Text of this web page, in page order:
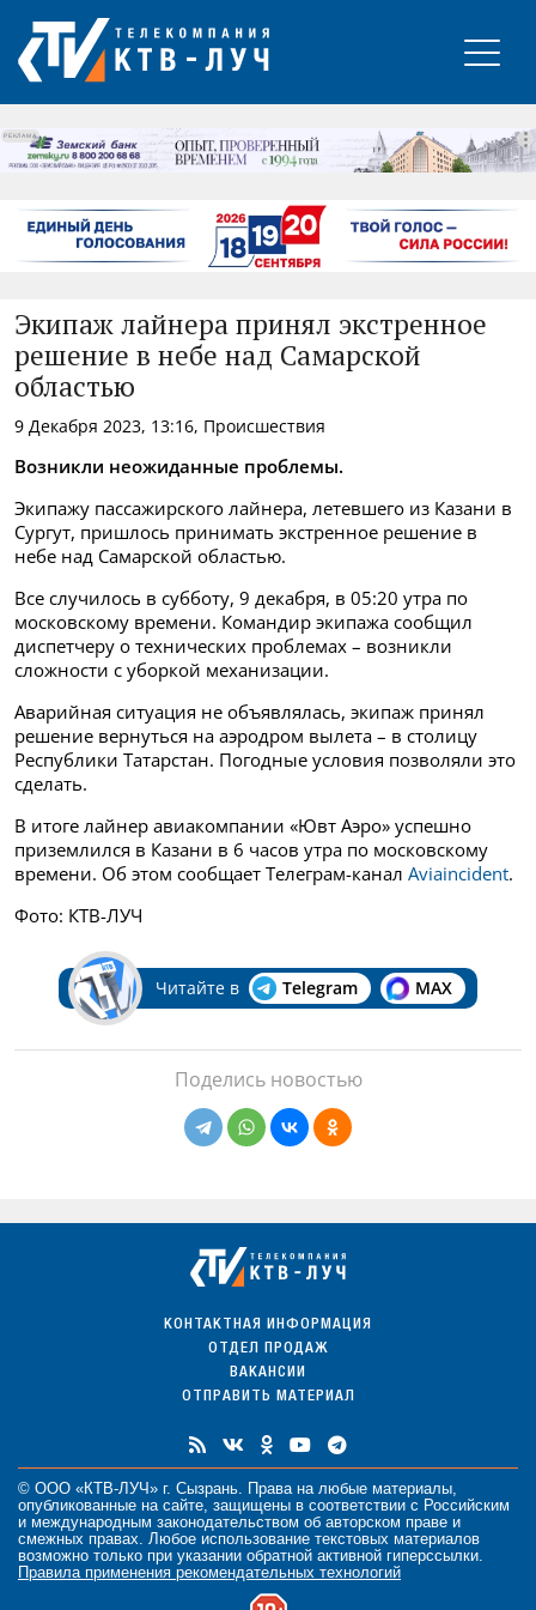
РЕКЛАМА
Экипаж лайнера принял экстренное
решение в небе над Самарской
областью
9 Декабря 2023, 13:16, Происшествия
Возникли неожиданные проблемы.
Экипажу пассажирского лайнера, летевшего из Казани в
Сургут, пришлось принимать экстренное решение в
небе над Самарской областью.
Все случилось в субботу, 9 декабря, в 05:20 утра по
московскому времени. Командир экипажа сообщил
диспетчеру о технических проблемах – возникли
сложности с уборкой механизации.
Аварийная ситуация не объявлялась, экипаж принял
решение вернуться на аэродром вылета – в столицу
Республики Татарстан. Погодные условия позволяли это
сделать.
В итоге лайнер авиакомпании «Ювт Аэро» успешно
приземлился в Казани в 6 часов утра по московскому
времени. Об этом сообщает Телеграм-канал Aviaincident.
Фото: КТВ-ЛУЧ
Читайте в Telegram MAX
Поделись новостью
КОНТАКТНАЯ ИНФОРМАЦИЯ
ОТДЕЛ ПРОДАЖ
ВАКАНСИИ
ОТПРАВИТЬ МАТЕРИАЛ
© ООО «КТВ-ЛУЧ» г. Сызрань. Права на любые материалы
опубликованные на сайте, защищены в соответствии с Российским
и международным законодательством об авторском праве и
смежных правах. Любое использование текстовых материалов
возможно только при указании обратной активной гиперссылки.
Правила применения рекомендательных технологий